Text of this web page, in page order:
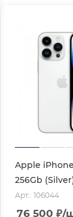
Apple
256Gb
Арт.: 106044
76 500 ₽/